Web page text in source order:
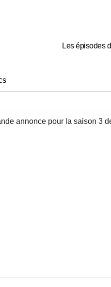
Les épisodes
annonce pour la saison 3